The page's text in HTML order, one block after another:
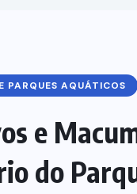
PARQUES AQUÁTICOS
e
do